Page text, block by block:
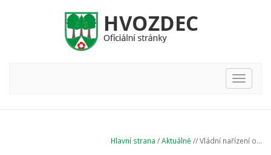
Hlavní
nabídka
Hlavní strana /Aktuálně // Vládní nařízení o...